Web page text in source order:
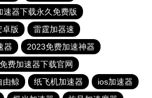
速器下载永久免费版
卓版
雷霆加器速
器
2023免费加速神器
费加速器下载官网
由鲸 纸飞机加速器
ios加速器